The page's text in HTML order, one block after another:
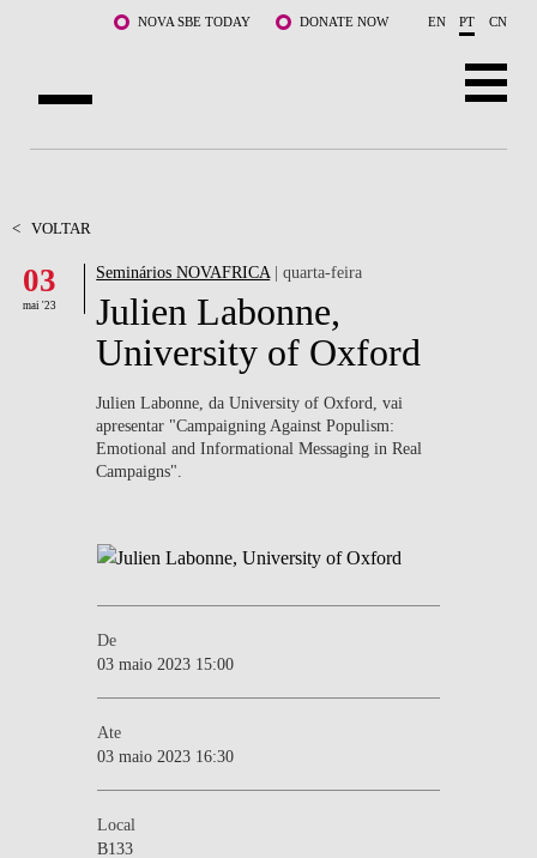
Saltar para o conteúdo principalNOVA SBE TODAY DONATE NOW EN PT CN
DOCENTES E INVESTIGAÇÃO
COMUNIDADE
WHAT'S HAPPENING
< VOLTAR
03
mai '23
Seminários NOVAFRICA| quarta-feira
Julien Labonne,
University of Oxford
Julien Labonne, da University of Oxford, vai
apresentar "Campaigning Against Populism:
Emotional and Informational Messaging in Real
Campaigns".
De
03 maio 2023 15:00
Ate
03 maio 2023 16:30
Local
B133